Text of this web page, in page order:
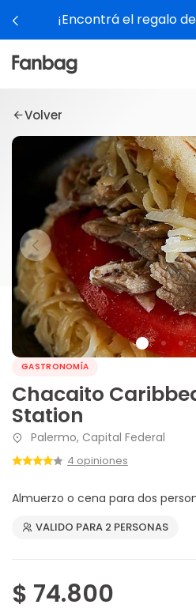
¡Encontrá el regalo
Volver
GASTRONOMÍA
Chacaito
Station
Palermo, Capital Federal
4 opiniones
Almuerzo o cena para dos
VALIDO PARA 2 PERSONAS
$ 74.800